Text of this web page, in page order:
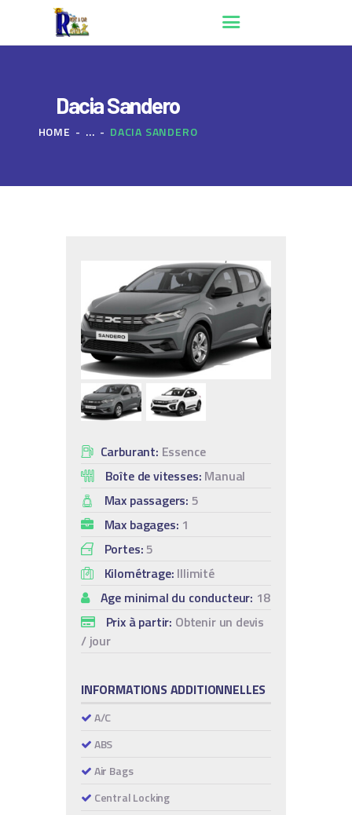
Dacia Sandero
HOME ... DACIA SANDERO
ACCUEIL
QUI SOMMES NOUS ?
CONTACT
Carburant: Essence
Boîte de vitesses: Manual
Max passagers: 5
Max bagages: 1
Portes: 5
Kilométrage: Illimité
Age minimal du conducteur: 18
Prix à partir: Obtenir un devis
/ jour
INFORMATIONS ADDITIONNELLES
A/C
ABS
Air Bags
Central Locking